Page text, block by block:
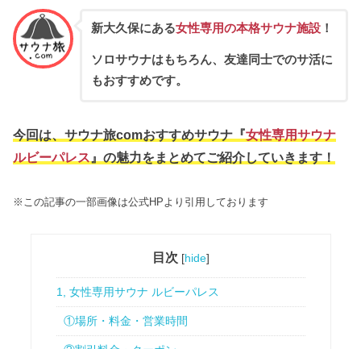
新大久保にある女性専用の本格サウナ施設！
ソロサウナはもちろん、友達同士でのサ活に
もおすすめです。
今回は、サウナ旅comおすすめサウナ『女性専用サウナ
ルビーパレス 』の魅力をまとめてご紹介していきます！
※この記事の一部画像は公式HPより引用しております
目次 [hide]
1, 女性専用サウナ ルビーパレス
①場所・料金・営業時間